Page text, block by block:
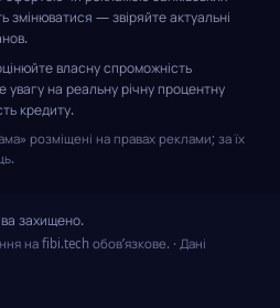
змінюватися — звіряйте актуальні
власну спроможність
увагу на реальну річну процентну
кредиту.
розміщені на правах реклами; за їх
захищено.
на fibi.tech обов’язкове. · Дані